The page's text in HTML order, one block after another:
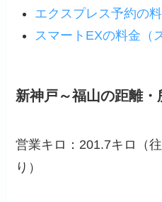
エクスプレス予約の
スマートEXの料金（
新神戸～福山の距離・
営業キロ：201.7キロ（
り）